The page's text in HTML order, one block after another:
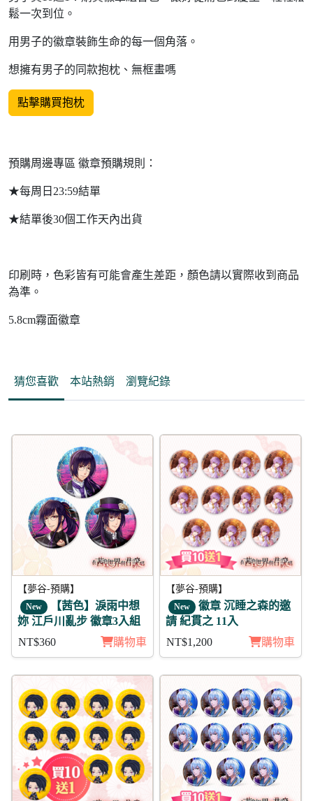
鬆一次到位。
用男子的徽章裝飾生命的每一個角落。
想擁有男子的同款抱枕、無框畫嗎
點擊購買抱枕
預購周邊專區 徽章預購規則：
★每周日23:59結單
★結單後30個工作天內出貨
印刷時，色彩皆有可能會產生差距，顏色請以實際收到商品
為準。
5.8cm霧面徽章
猜您喜歡 本站熱銷 瀏覽紀錄
【夢谷-預購】
New 【茜色】淚雨中想
妳 江戶川亂步 徽章3入組
NT$360
購物車
【夢谷-預購】
New 徽章 沉睡之森的邀
請 紀貫之 11入
NT$1,200
購物車